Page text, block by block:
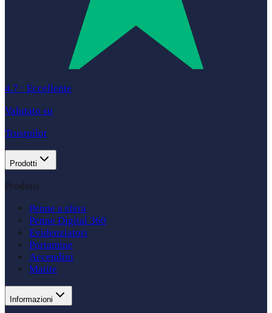
4.7 · Eccellente
Valutato su
Trustpilot
Prodotti
Prodotti
Penne a sfera
Penne Digital 360
Evidenziatori
Portamine
Accendini
Matite
Informazioni